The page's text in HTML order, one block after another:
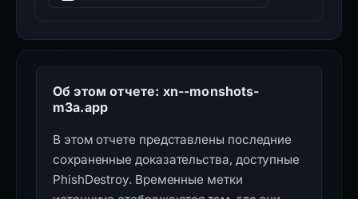
Об этом отчете: xn--monshots-
m3a.app
В этом отчете представлены последние
сохраненные доказательства, доступные
PhishDestroy. Временные метки